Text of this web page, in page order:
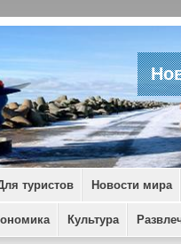
туристов Новости мира
Культура